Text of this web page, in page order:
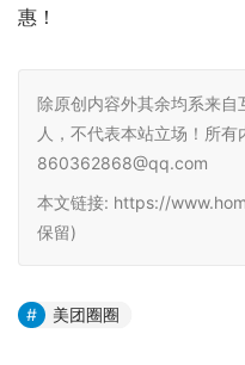
惠！
除原创内容外其余均系来
人，不代表本站立场！所
860362868@qq.com
本文链接: https://
保留)
美团圈圈